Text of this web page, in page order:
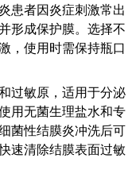
患者因炎症刺激常出
形成保护膜。选择不
，使用时需保持瓶口
过敏原，适用于分泌
用无菌生理盐水和专
菌性结膜炎冲洗后可
速清除结膜表面过敏